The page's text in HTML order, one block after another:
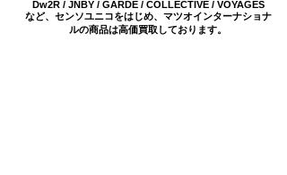
Dw2R / JNBY / GARDE / COLLECTIVE / VOYAGES
など、センソユニコをはじめ、マツオインターナショナ
ルの商品は高価買取しております。